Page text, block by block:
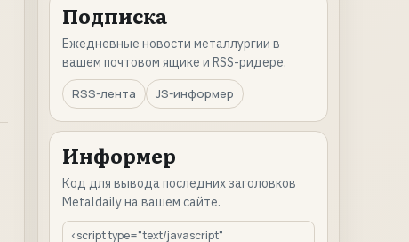
Подписка
Ежедневные новости металлургии в
вашем почтовом ящике и RSS-ридере.
RSS-лента
JS-информер
Информер
Код для вывода последних заголовков
Metaldaily на вашем сайте.